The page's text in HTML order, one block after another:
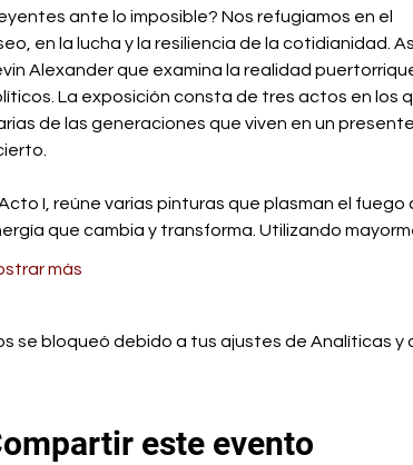
ante lo imposible? Nos refugiamos en el
en la lucha y la resiliencia de la cotidianidad.
Alexander que examina la realidad
La exposición consta de tres actos en los
de las generaciones que viven en un
I, reúne varias pinturas que plasman el
que cambia y transforma. Utilizando
más
se bloqueó debido a tus ajustes de Analíticas y
este evento